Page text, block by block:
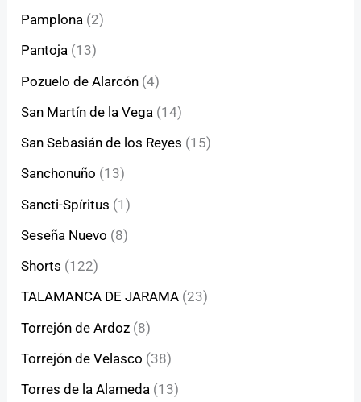
Pamplona (2)
Pantoja (13)
Pozuelo de Alarcón (4)
San Martín de la Vega (14)
San Sebasián de los Reyes (15)
Sanchonuño (13)
Sancti-Spíritus (1)
Seseña Nuevo (8)
Shorts (122)
TALAMANCA DE JARAMA (23)
Torrejón de Ardoz (8)
Torrejón de Velasco (38)
Torres de la Alameda (13)